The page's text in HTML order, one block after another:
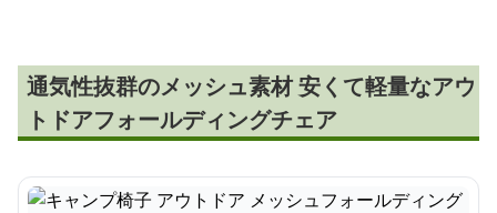
通気性抜群のメッシュ素材 安くて軽量なアウ
トドアフォールディングチェア